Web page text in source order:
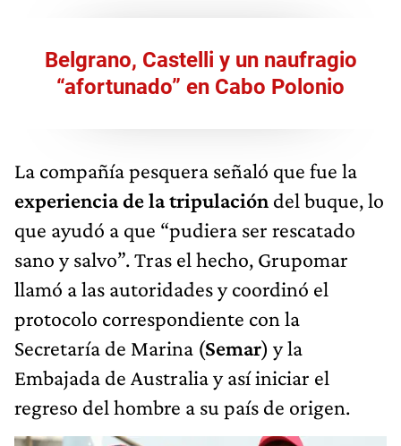
Belgrano, Castelli y un naufragio
“afortunado” en Cabo Polonio
La compañía pesquera señaló que fue la
experiencia de la tripulación del buque, lo
que ayudó a que “pudiera ser rescatado
sano y salvo”. Tras el hecho, Grupomar
llamó a las autoridades y coordinó el
protocolo correspondiente con la
Secretaría de Marina (Semar) y la
Embajada de Australia y así iniciar el
regreso del hombre a su país de origen.